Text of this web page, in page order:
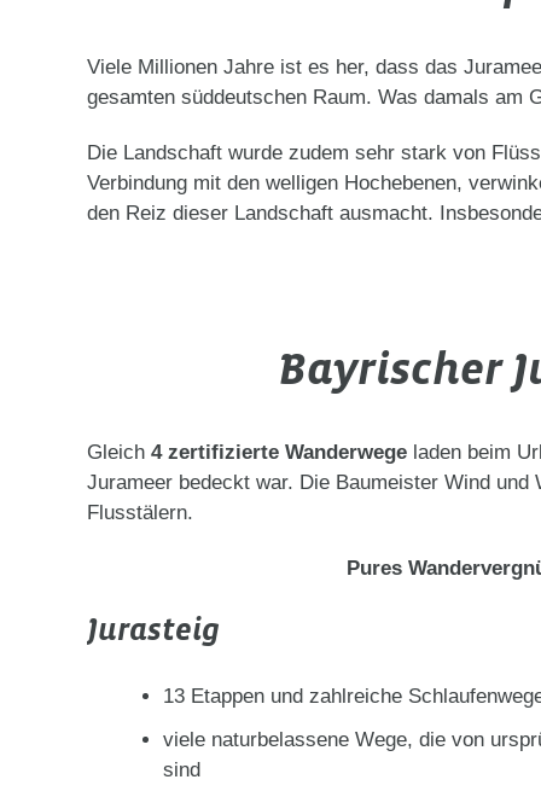
Viele Millionen Jahre ist es her, dass das
gesamten süddeutschen Raum. Was damals am
Die Landschaft wurde zudem sehr stark von
Verbindung mit den welligen Hochebenen,
den Reiz dieser Landschaft ausmacht.
Bayrischer
Gleich 4 zertifizierte Wanderwege laden beim
Jurameer bedeckt war. Die Baumeister Wind
Flusstälern.
Pures
Jurasteig
13 Etappen und zahlreiche
viele naturbelassene Wege, die von
sind